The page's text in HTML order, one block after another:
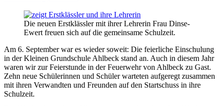
Die neuen Erstklässler mit ihrer Lehrerin Frau Dinse-
Ewert freuen sich auf die gemeinsame Schulzeit.
Am 6. September war es wieder soweit: Die feierliche Einschulung
in der Kleinen Grundschule Ahlbeck stand an. Auch in diesem Jahr
waren wir zur Feierstunde in der Feuerwehr von Ahlbeck zu Gast.
Zehn neue Schülerinnen und Schüler warteten aufgeregt zusammen
mit ihren Verwandten und Freunden auf den Startschuss in ihre
Schulzeit.